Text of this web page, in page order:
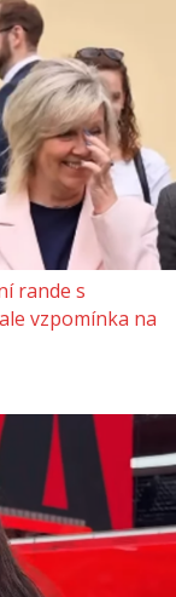
rande s
vzpomínka na